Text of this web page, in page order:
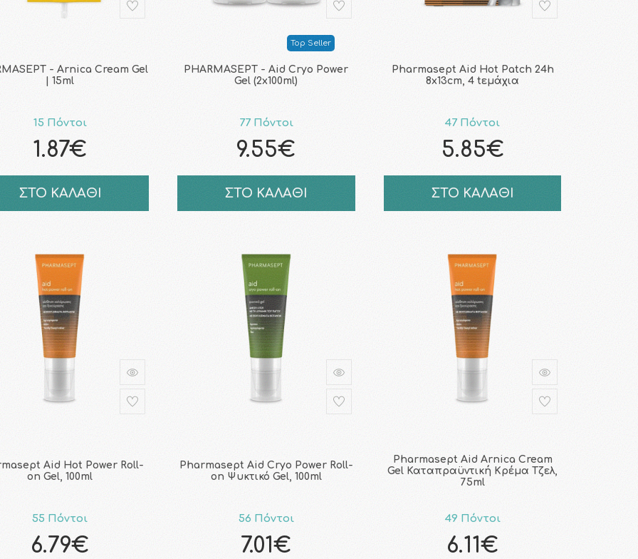
- Arnica Cream Gel
| 15ml
15 Πόντοι
1.87€
ΣΤΟ ΚΑΛΑΘΙ
Top Seller
PHARMASEPT - Aid Cryo Power
Gel (2x100ml)
77 Πόντοι
9.55€
ΣΤΟ ΚΑΛΑΘΙ
Pharmasept Aid Hot Patch 24h
8x13cm, 4 tεμάχια
47 Πόντοι
5.85€
ΣΤΟ ΚΑΛΑΘΙ
Aid Hot Power Roll-
on Gel, 100ml
55 Πόντοι
6.79€
Pharmasept Aid Cryo Power Roll-
on Ψυκτικό Gel, 100ml
56 Πόντοι
7.01€
Pharmasept Aid Arnica Cream
Gel Καταπραϋντική Κρέμα Τζελ,
75ml
49 Πόντοι
6.11€